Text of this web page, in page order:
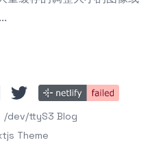
twitter
/dev/ttyS3 Blog
Theme